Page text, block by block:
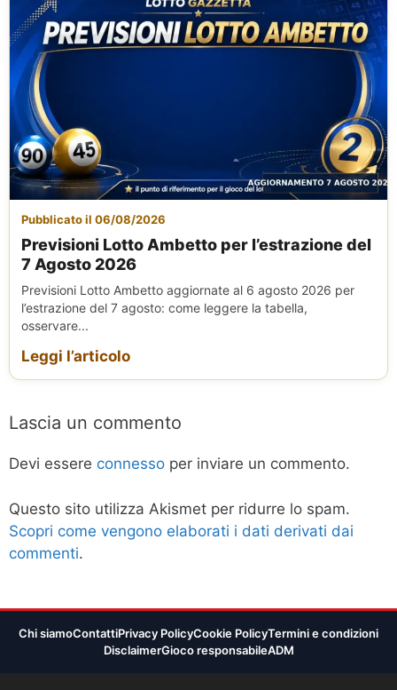
Pubblicato il 06/08/2026
Previsioni Lotto Ambetto per l’estrazione del
7 Agosto 2026
Previsioni Lotto Ambetto aggiornate al 6 agosto 2026 per
l’estrazione del 7 agosto: come leggere la tabella,
osservare...
Leggi l’articolo
Lascia un commento
Devi essere connesso per inviare un commento.
Questo sito utilizza Akismet per ridurre lo spam.
Scopri come vengono elaborati i dati derivati dai
commenti.
Chi siamoContattiPrivacy PolicyCookie PolicyTermini e condizioni
DisclaimerGioco responsabileADM